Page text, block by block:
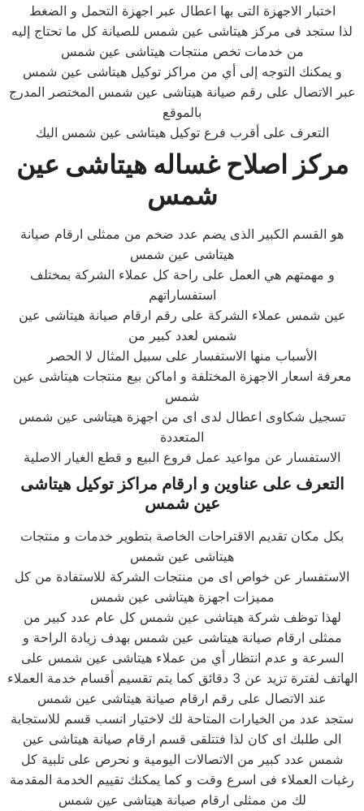
اختبار الاجهزة التى بها اعطال عبر اجهزة التحمل و الضغط
لذا ستجد فى مركز هيتاشى عين شمس للصيانة كل ما تحتاج إليه
من خدمات تخص منتجات هيتاشى عين شمس
و يمكنك التوجه إلى أي من مراكز توكيل هيتاشى عين شمس
عبر الاتصال على رقم صيانة هيتاشى عين شمس المختصر المدرج
بالموقع
التعرف على أقرب فرع توكيل هيتاشى عين شمس اليك
مركز اصلاح غساله هيتاشى عين
شمس
هو القسم الكبير الذى يضم عدد ضخم من ممثلى ارقام صيانة
هيتاشى عين شمس
و مهمتهم هي العمل على راحة كل عملاء الشركة بمختلف
استفساراتهم
عين شمس عملاء الشركة على رقم ارقام صيانة هيتاشى عين
شمس لعدد كبير من
الأسباب منها الاستفسار على سبيل المثال لا الحصر
معرفة اسعار الاجهزة المختلفة و اماكن بيع منتجات هيتاشى عين
شمس
تسجيل شكاوى اعطال لدى اى من اجهزة هيتاشى عين شمس
المتعددة
الاستفسار عن مواعيد عمل فروع البيع و قطع الغيار الاصلية
التعرف على عناوين و ارقام مراكزتوكيل هيتاشى
عين شمس
بكل مكان تقديم الاقتراحات الخاصة بتطوير خدمات و منتجات
هيتاشى عين شمس
الاستفسار عن خواص اى من منتجات الشركة للاستفادة من كل
مميزات اجهزة هيتاشى عين شمس
لهذا توظف شركة هيتاشى عين شمس كل عام عدد كبير من
ممثلى ارقام صيانة هيتاشى عين شمس بهدف زيادة الراحة و
السرعة و عدم انتظار أي من عملاء هيتاشى عين شمس على
الهاتف لفترة تزيد عن 3 دقائق كما يتم تقسيم أقسام خدمة العملاء
عند الاتصال على رقم ارقام صيانة هيتاشى عين شمس
ستجد عدد من الخيارات المتاحة لك لاختيار انسب قسم للاستجابة
الى طلبك اى كان لذا فتتلقى قسم ارقام صيانة هيتاشى عين
شمس عدد كبير من الاتصالات اليومية و نحرص على تلبية كل
رغبات العملاء فى اسرع وقت و كما يمكنك تقييم الخدمة المقدمة
لك من ممثلى ارقام صيانة هيتاشى عين شمس